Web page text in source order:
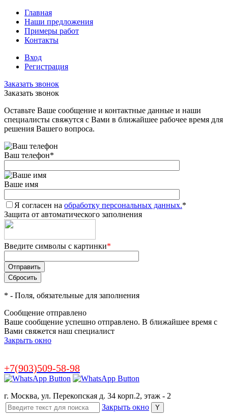
Главная
Наши предложения
Примеры работ
Контакты
Вход
Регистрация
Заказать звонок
Заказать звонок
Оставьте Ваше сообщение и контактные данные и наши
специалисты свяжутся с Вами в ближайшее рабочее время для
решения Вашего вопроса.
Ваш телефон*
Ваше имя
Я согласен на обработку персональных данных.*
Защита от автоматического заполнения
Введите символы с картинки*
* - Поля, обязательные для заполнения
Сообщение отправлено
Ваше сообщение успешно отправлено. В ближайшее время с
Вами свяжется наш специалист
Закрыть окно
+7(903)509-58-98
г. Москва, ул. Перекопская д. 34 корп.2, этаж - 2
Закрыть окно